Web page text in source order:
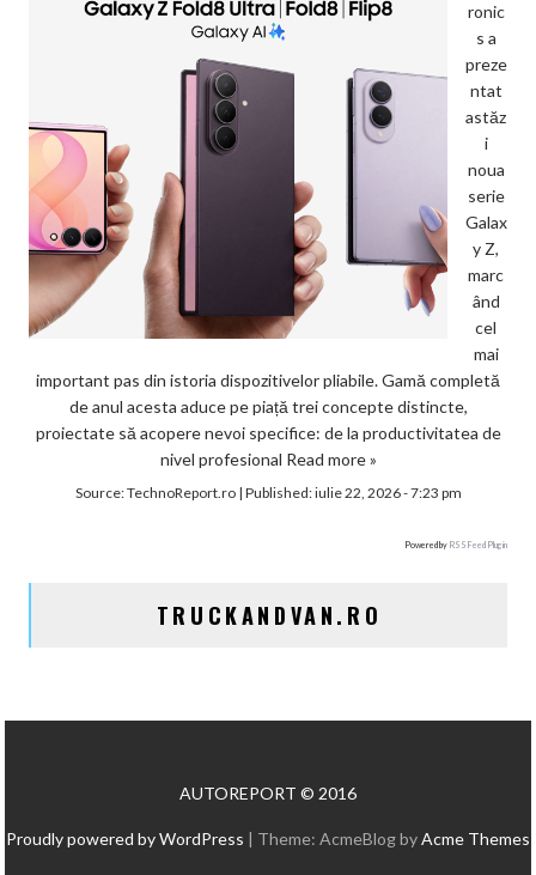
ronic
s a
preze
ntat
astăz
i
noua
serie
Galax
y Z,
marc
ând
cel
mai
important pas din istoria dispozitivelor pliabile. Gamă completă
de anul acesta aduce pe piață trei concepte distincte,
proiectate să acopere nevoi specifice: de la productivitatea de
nivel profesional Read more »
Source:TechnoReport.ro| Published:iulie 22, 2026 - 7:23 pm
Powered by RSS Feed Plugin
TRUCKANDVAN.RO
AUTOREPORT © 2016
Proudly powered by WordPress | Theme: AcmeBlog byAcme Themes